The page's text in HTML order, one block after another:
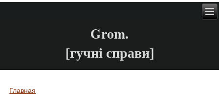
Grom.
[гучні справи]
Вы здесь
Главная